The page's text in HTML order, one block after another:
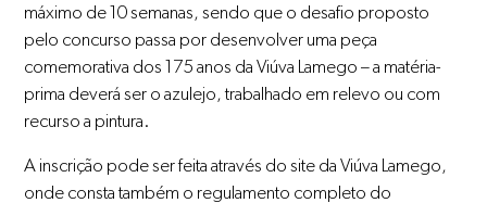
máximo de 10 semanas, sendo que o desafio proposto
pelo concurso passa por desenvolver uma peça
comemorativa dos 175 anos da Viúva Lamego – a matéria-
prima deverá ser o azulejo, trabalhado em relevo ou com
recurso a pintura.
A inscrição pode ser feita através do site da Viúva Lamego,
onde consta também o regulamento completo do